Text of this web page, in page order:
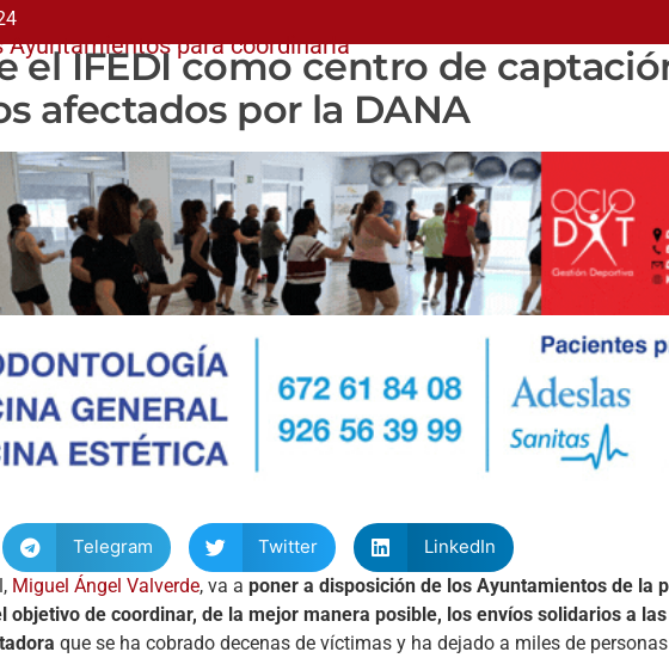
Ayuntamientos para coordinarla
el IFEDI como centro de
afectados por la DANA
Telegram Twitter
LinkedIn
Miguel Ángel Valverde, va a poner a disposición de los Ayuntamientos de la
objetivo de coordinar, de la mejor manera posible, los envíos solidarios a
que se ha cobrado decenas de víctimas y ha dejado a miles de